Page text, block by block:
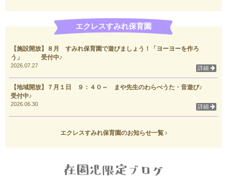
エクレスすみれ保育園
【施設開放】８月 すみれ保育園で遊びましょう！「ヨーヨーを作ろ
う」 受付中♪
2026.07.27 詳細
【地域開放】７月１日 ９：４０～ まや先生のわらべうた・音遊び♪
受付中♪
2026.06.30 詳細
エクレスすみれ保育園のお知らせ一覧